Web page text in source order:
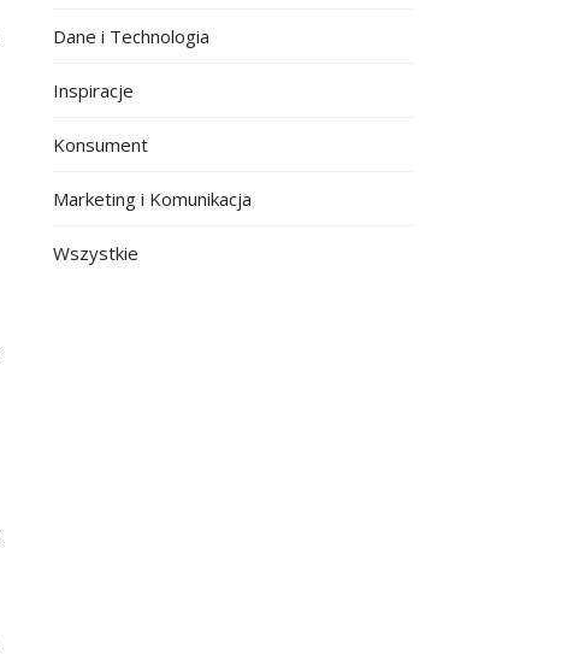
Dane i Technologia
Inspiracje
Konsument
Marketing i Komunikacja
Wszystkie